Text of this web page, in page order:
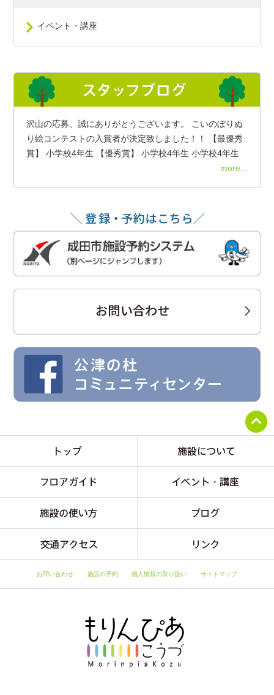
イベント・講座
沢山の応募、誠にありがとうございます。 こいのぼりぬ
り絵コンテストの入賞者が決定致しました！！ 【最優秀
賞】 小学校4年生 【優秀賞】 小学校4年生 小学校4年生
more...
お問い合わせ 施設の予約 個人情報の取り扱い サイトマップ